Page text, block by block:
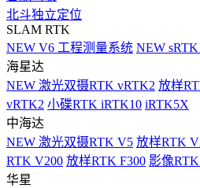
北斗独立定位
SLAM RTK
NEW V6 工程测量系统 NEW
海星达
NEW 激光双摄RTK vRTK2 放样
vRTK2 小碟RTK iRTK10 iRTK5X
中海达
NEW 激光双摄RTK V5 放样RTK
RTK V200 放样RTK F300 影像
华星